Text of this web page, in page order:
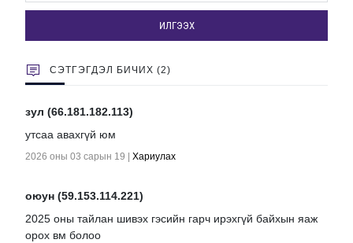
ИЛГЭЭХ
СЭТГЭГДЭЛ БИЧИХ (2)
зул (66.181.182.113)
утсаа авахгүй юм
2026 оны 03 сарын 19 Хариулах
оюун (59.153.114.221)
2025 оны тайлан шивэх гэсийн гарч ирэхгүй байхын яаж
орох вм болоо